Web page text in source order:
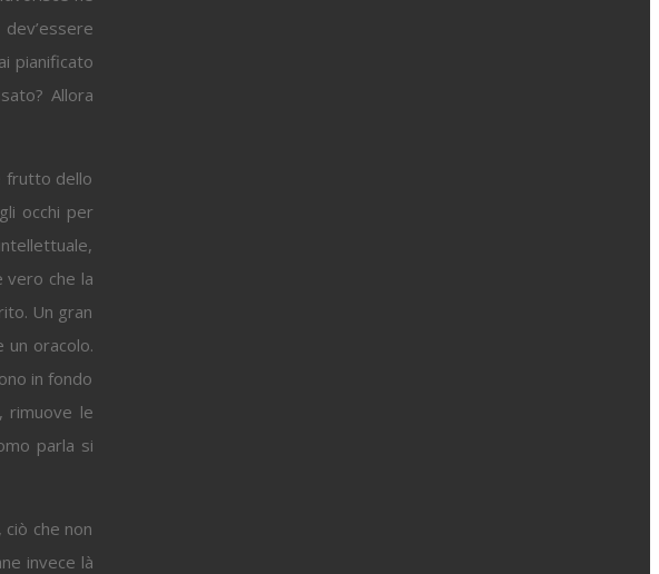
pianificato
Allora
frutto dello
occhi per
vero che la
Un gran
un oracolo.
in fondo
rimuove le
parla si
che non
invece là